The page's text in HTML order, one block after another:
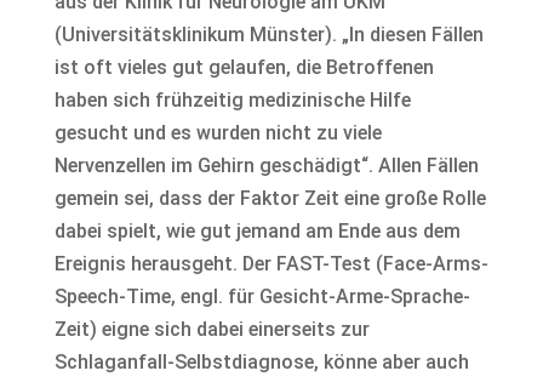
(Universitätsklinikum Münster). „In diesen Fällen
ist oft vieles gut gelaufen, die Betroffenen
haben sich frühzeitig medizinische Hilfe
gesucht und es wurden nicht zu viele
Nervenzellen im Gehirn geschädigt“. Allen Fällen
gemein sei, dass der Faktor Zeit eine große Rolle
dabei spielt, wie gut jemand am Ende aus dem
Ereignis herausgeht. Der FAST-Test (Face-Arms-
Speech-Time, engl. für Gesicht-Arme-Sprache-
Zeit) eigne sich dabei einerseits zur
Schlaganfall-Selbstdiagnose, könne aber auch